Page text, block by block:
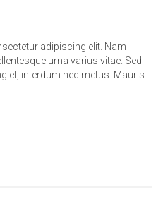
adipiscing elit. Nam
urna varius vitae. Sed
et, interdum nec metus. Mauris